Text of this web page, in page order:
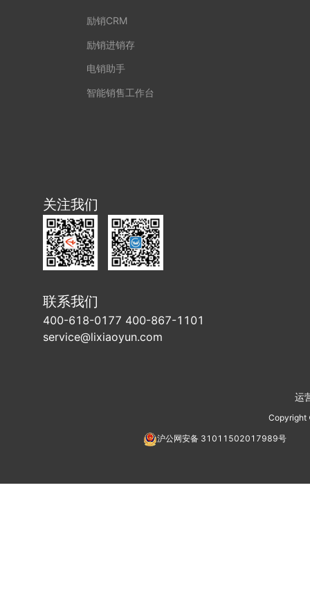
励销CRM
励销进销存
电销助手
智能销售工作台
关注我们
联系我们
400-618-0177 400-867-1101
service@lixiaoyun.com
运
沪公网安备 31011502017989号